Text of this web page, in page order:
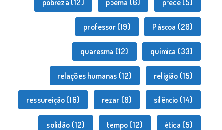
pobreza (12) poema (6) prece(5)
professor(19) Páscoa (20)
quaresma (12) química (33)
relações humanas (12) religião (15)
ressureição (16) rezar (8) silêncio (14)
solidão (12) tempo (12) ética (5)